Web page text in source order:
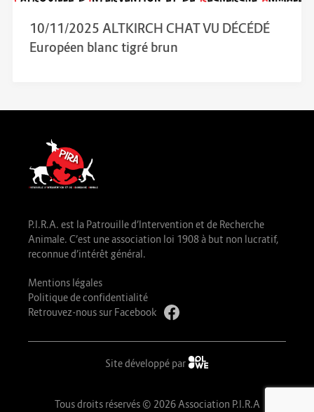
10/11/2025 ALTKIRCH CHAT VU DÉCÉDÉ
Européen blanc tigré brun
P.I.R.A. est la Patrouille d’Intervention et de Recherche
Animale. C’est une association loi 1908 à but non lucratif,
reconnue d’intérêt général.
Mentions légales
Politique de confidentialité
Retrouvez-nous sur Facebook
Site développé par
Tous droits réservés © 2026 Association P.I.R.A